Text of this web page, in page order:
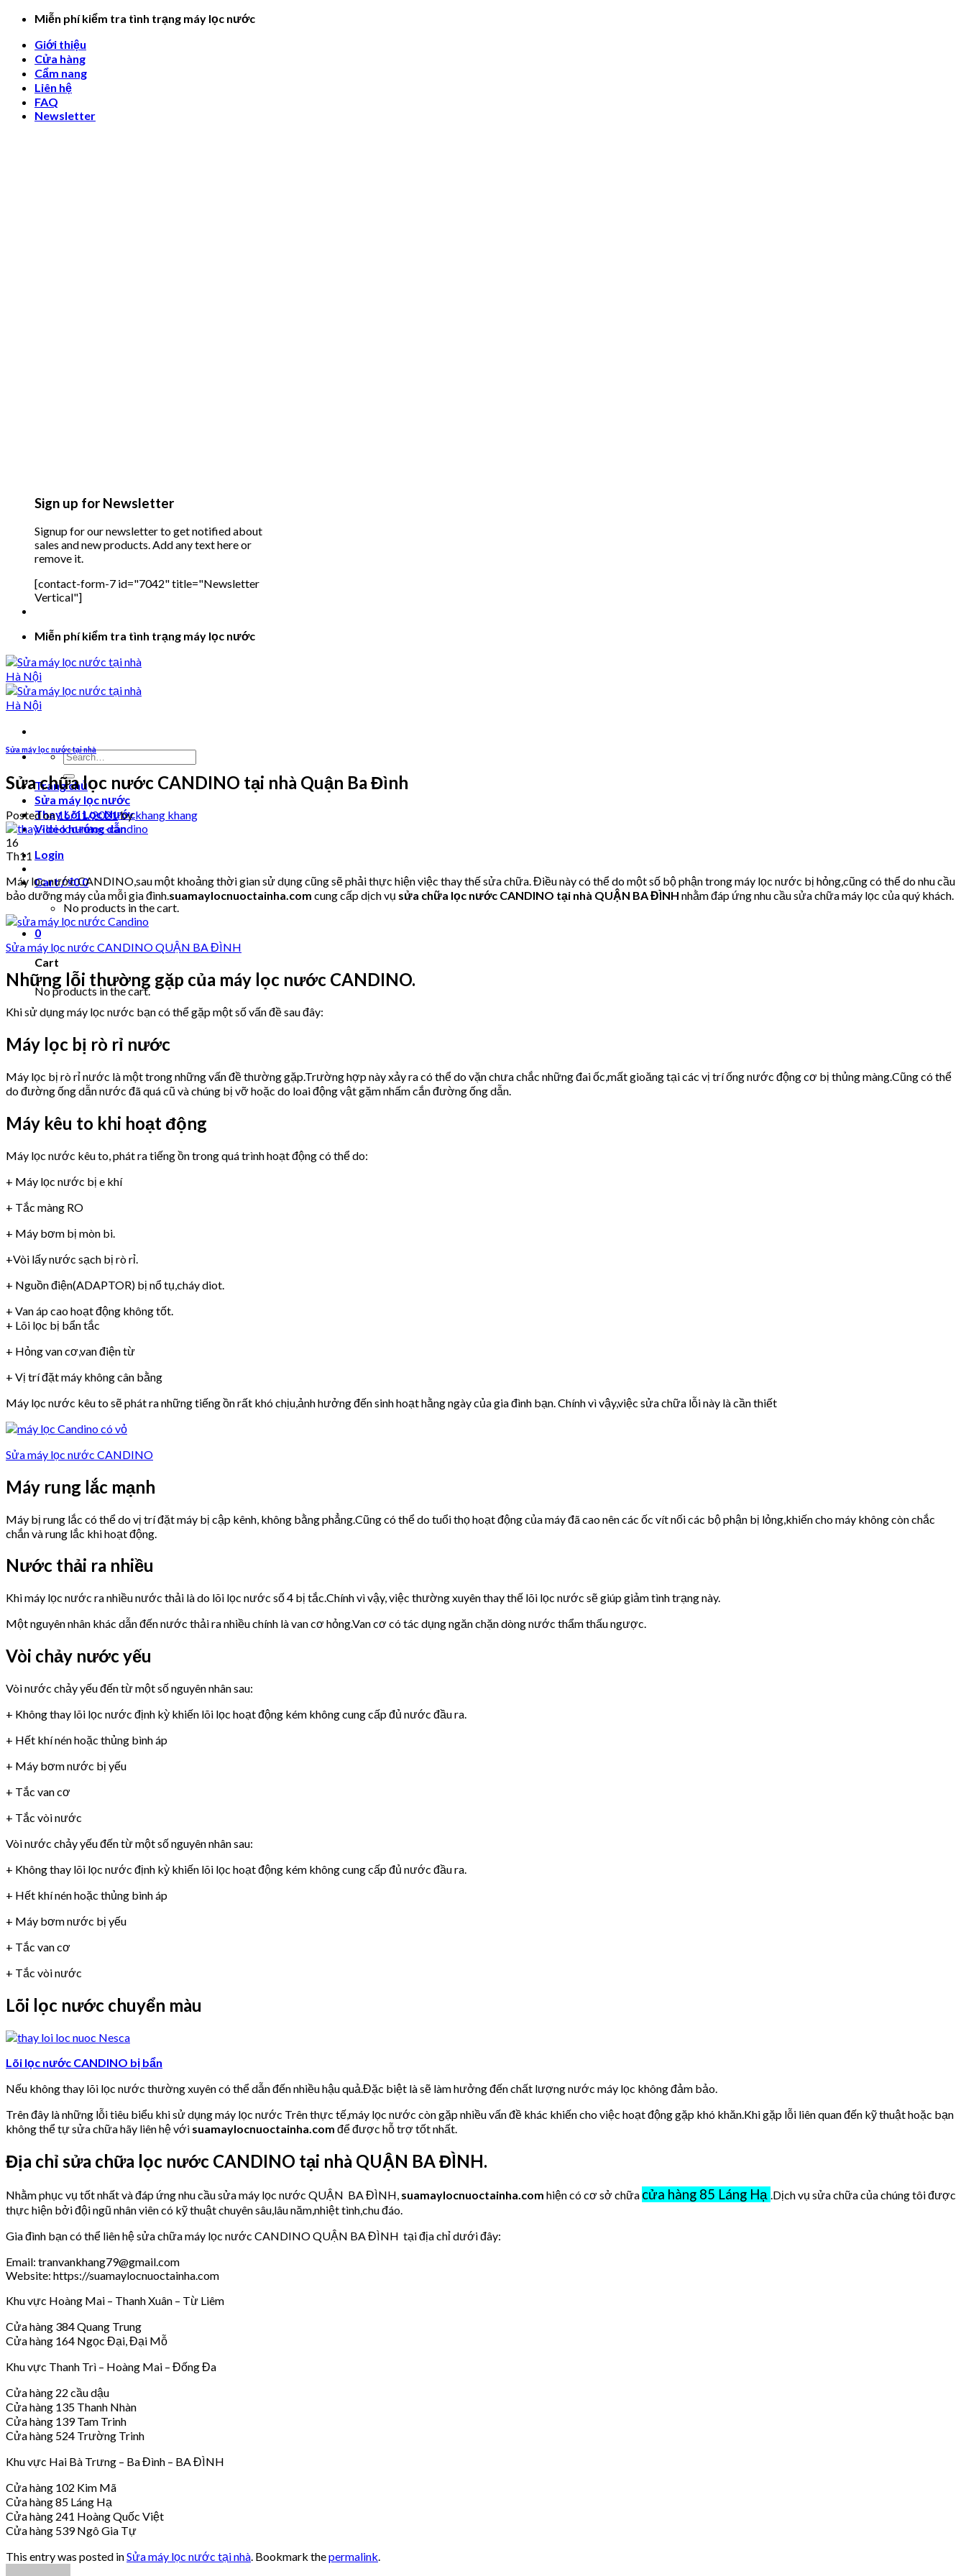
Skip
content
Miễn phí kiểm tra tình trạng máy lọc nước
Giới thiệu
Cửa hàng
Cẩm nang
Liên hệ
FAQ
Newsletter
Sign up for Newsletter
Signup for our newsletter to get notified about
sales and new products. Add any text here or
remove it.
[contact-form-7 id="7042" title="Newsletter
Vertical"]
Miễn phí kiểm tra tình trạng máy lọc nước
Search
for:
Trang chủ
Sửa máy lọc nước
Thay Lõi Lọc Nước
Video hướng dẫn
Login
Cart /₫00
No products in the cart.
0
Cart
No products in the cart.
Sửa máy lọc nước tại nhà
Sửa chữa lọc nước CANDINO tại nhà Quận Ba Đình
Posted on16/11/2021bykhang khang
16
Th11
Máy lọc nước CANDINO,sau một khoảng thời gian sử dụng cũng sẽ phải thực hiện việc thay thế sửa chữa. Điều này có thể do một số bộ phận trong máy lọc nước bị hỏng,cũng có thể do nhu cầu
bảo dưỡng máy của mỗi gia đình.suamaylocnuoctainha.com cung cấp dịch vụ sửa chữa lọc nước CANDINO tại nhà QUẬN BA ĐÌNH nhằm đáp ứng nhu cầu sửa chữa máy lọc của quý khách.
Sửa máy lọc nước CANDINO QUẬN BA ĐÌNH
Những lỗi thường gặp của máy lọc nước CANDINO.
Khi sử dụng máy lọc nước bạn có thể gặp một số vấn đề sau đây:
Máy lọc bị rò rỉ nước
Máy lọc bị rò rỉ nước là một trong những vấn đề thường gặp.Trường hợp này xảy ra có thể do vặn chưa chắc những đai ốc,mất gioăng tại các vị trí ống nước động cơ bị thủng màng.Cũng có thể
do đường ống dẫn nước đã quá cũ và chúng bị vỡ hoặc do loai động vật gặm nhấm cắn đường ống dẫn.
Máy kêu to khi hoạt động
Máy lọc nước kêu to, phát ra tiếng ồn trong quá trình hoạt động có thể do:
+ Máy lọc nước bị e khí
+ Tắc màng RO
+ Máy bơm bị mòn bi.
+Vòi lấy nước sạch bị rò rỉ.
+ Nguồn điện(ADAPTOR) bị nổ tụ,cháy diot.
+ Van áp cao hoạt động không tốt.
+ Lõi lọc bị bẩn tắc
+ Hỏng van cơ,van điện từ
+ Vị trí đặt máy không cân bằng
Máy lọc nước kêu to sẽ phát ra những tiếng ồn rất khó chịu,ảnh hưởng đến sinh hoạt hằng ngày của gia đình bạn. Chính vì vậy,việc sửa chữa lỗi này là cần thiết
Sửa máy lọc nước CANDINO
Máy rung lắc mạnh
Máy bị rung lắc có thể do vị trí đặt máy bị cập kênh, không bằng phẳng.Cũng có thể do tuổi thọ hoạt động của máy đã cao nên các ốc vít nối các bộ phận bị lỏng,khiến cho máy không còn chắc
chắn và rung lắc khi hoạt động.
Nước thải ra nhiều
Khi máy lọc nước ra nhiều nước thải là do lõi lọc nước số 4 bị tắc.Chính vì vậy, việc thường xuyên thay thế lõi lọc nước sẽ giúp giảm tình trạng này.
Một nguyên nhân khác dẫn đến nước thải ra nhiều chính là van cơ hỏng.Van cơ có tác dụng ngăn chặn dòng nước thẩm thấu ngược.
Vòi chảy nước yếu
Vòi nước chảy yếu đến từ một số nguyên nhân sau:
+ Không thay lõi lọc nước định kỳ khiến lõi lọc hoạt động kém không cung cấp đủ nước đầu ra.
+ Hết khí nén hoặc thủng bình áp
+ Máy bơm nước bị yếu
+ Tắc van cơ
+ Tắc vòi nước
Vòi nước chảy yếu đến từ một số nguyên nhân sau:
+ Không thay lõi lọc nước định kỳ khiến lõi lọc hoạt động kém không cung cấp đủ nước đầu ra.
+ Hết khí nén hoặc thủng bình áp
+ Máy bơm nước bị yếu
+ Tắc van cơ
+ Tắc vòi nước
Lõi lọc nước chuyển màu
Lõi lọc nước CANDINO bị bẩn
Nếu không thay lõi lọc nước thường xuyên có thể dẫn đến nhiều hậu quả.Đặc biệt là sẽ làm hưởng đến chất lượng nước máy lọc không đảm bảo.
Trên đây là những lỗi tiêu biểu khi sử dụng máy lọc nước Trên thực tế,máy lọc nước còn gặp nhiều vấn đề khác khiến cho việc hoạt động gặp khó khăn.Khi gặp lỗi liên quan đến kỹ thuật hoặc bạn
không thể tự sửa chữa hãy liên hệ với suamaylocnuoctainha.com để được hỗ trợ tốt nhất.
Địa chỉ sửa chữa lọc nước CANDINO tại nhà QUẬN BA ĐÌNH.
Nhằm phục vụ tốt nhất và đáp ứng nhu cầu sửa máy lọc nước QUẬN BA ĐÌNH, suamaylocnuoctainha.com hiện có cơ sở chữa cửa hàng 85 Láng Hạ .Dịch vụ sửa chữa của chúng tôi được
thực hiện bởi đội ngũ nhân viên có kỹ thuật chuyên sâu,lâu năm,nhiệt tình,chu đáo.
Gia đình bạn có thể liên hệ sửa chữa máy lọc nước CANDINO QUẬN BA ĐÌNH tại địa chỉ dưới đây:
Email: tranvankhang79@gmail.com
Website: https://suamaylocnuoctainha.com
Khu vực Hoàng Mai – Thanh Xuân – Từ Liêm
Cửa hàng 384 Quang Trung
Cửa hàng 164 Ngọc Đại, Đại Mỗ
Khu vực Thanh Trì – Hoàng Mai – Đống Đa
Cửa hàng 22 cầu dậu
Cửa hàng 135 Thanh Nhàn
Cửa hàng 139 Tam Trinh
Cửa hàng 524 Trường Trinh
Khu vực Hai Bà Trưng – Ba Đình – BA ĐÌNH
Cửa hàng 102 Kim Mã
Cửa hàng 85 Láng Hạ
Cửa hàng 241 Hoàng Quốc Việt
Cửa hàng 539 Ngô Gia Tự
This entry was posted inSửa máy lọc nước tại nhà . Bookmark thepermalink